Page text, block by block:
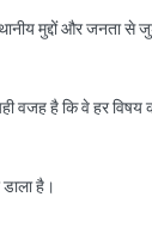
मुद्दों और जनता से
वजह है कि वे हर विषय
है।